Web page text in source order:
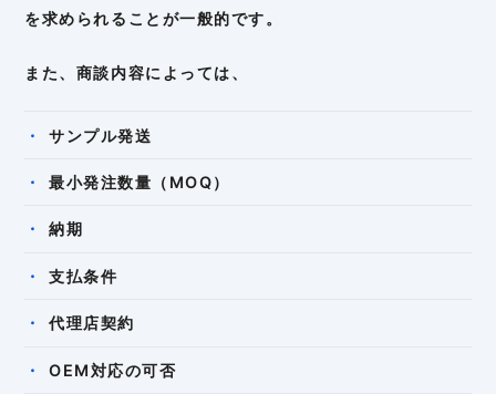
を求められることが一般的です。
また、商談内容によっては、
サンプル発送
最小発注数量（MOQ）
納期
支払条件
代理店契約
OEM対応の可否